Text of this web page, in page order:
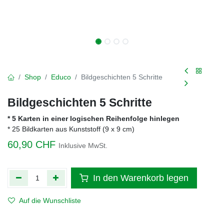
Shop Educo Bildgeschichten 5 Schritte
Bildgeschichten 5 Schritte
* 5 Karten in einer logischen Reihenfolge hinlegen
* 25 Bildkarten aus Kunststoff (9 x 9 cm)
60,90 CHF Inklusive MwSt.
In den Warenkorb legen
Auf die Wunschliste